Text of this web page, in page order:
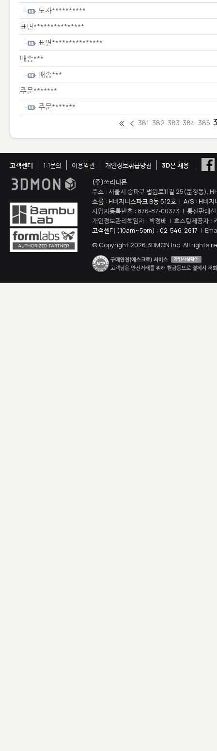
도자**********
표면***************
표면***************
배송***
배송***
주문*******
주문*******
381 382 383 384 385
고객센터 1:1문의 이용약관 개인정보취급방침
3D몬 채용
(주)쓰리디몬
주소 : 서울시 송파구 법원로11길 25(문정동),
쇼룸 : H비지니스파크 B동 512호 | A/S : H비지
사업자등록번호 : 876-87-00373 | 통신판매
개인정보관리책임자 : 박정배 | 호스팅제공자 :
고객센터 (10am~5pm) : 02-546-2617 |
© Copyright 2026 3DMON Inc. All rights